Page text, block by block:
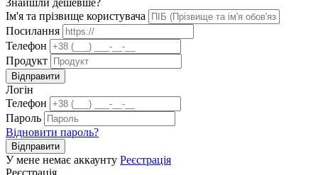
Знайшли дешевше?
Ім'я та прізвище користувача
Посилання
Телефон
Продукт
Відправити
Логін
Телефон
Пароль
Відновити пароль?
Відправити
У мене немає аккаунту Реєстрація
Реєстрація